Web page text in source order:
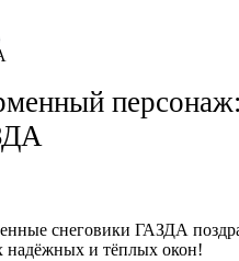
снеговики ГАЗДА
надёжных и тёплых окон!